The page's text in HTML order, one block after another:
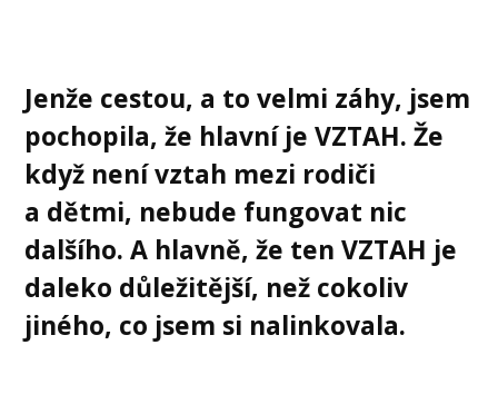
Jenže cestou, a to velmi záhy, jsem
pochopila, že hlavní jeVZTAH. Že
když není vztah mezi rodiči
a dětmi, nebude fungovat nic
dalšího. A hlavně, že ten VZTAH je
daleko důležitější, než cokoliv
jiného, co jsem si nalinkovala.